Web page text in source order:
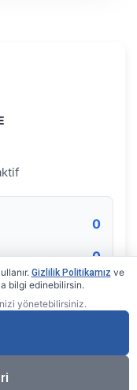
0
0
Gizlilik Politikamız ve
bilgi edinebilirsin.
yönetebilirsiniz.